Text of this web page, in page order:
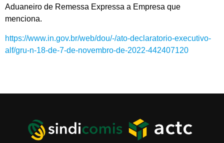
Aduaneiro de Remessa Expressa a Empresa que
menciona.
https://www.in.gov.br/web/dou/-/ato-declaratorio-executivo-
alf/gru-n-18-de-7-de-novembro-de-2022-442407120